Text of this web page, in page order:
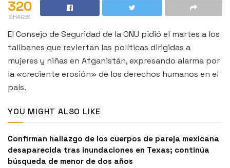
320
SHARES
El Consejo de Seguridad de la ONU pidió el martes a los
talibanes que reviertan las políticas dirigidas a
mujeres y niñas en Afganistán, expresando alarma por
la «creciente erosión» de los derechos humanos en el
país.
YOU MIGHT ALSO LIKE
Confirman hallazgo de los cuerpos de pareja mexicana
desaparecida tras inundaciones en Texas; continúa
búsqueda de menor de dos años